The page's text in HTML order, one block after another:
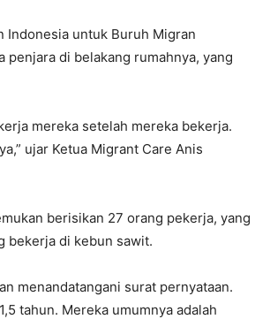
Indonesia untuk Buruh Migran
penjara di belakang rumahnya, yang
mereka setelah mereka bekerja.
ujar Ketua Migrant Care Anis
berisikan 27 orang pekerja, yang
bekerja di kebun sawit.
menandatangani surat pernyataan.
tahun. Mereka umumnya adalah